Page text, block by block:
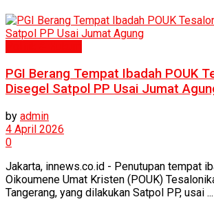
PGI Berang Tempat Ibadah POUK
Disegel Satpol PP Usai Jumat
by admin
4 April 2026
0
Jakarta, innews.co.id - Penutupan tempat
Oikoumene Umat Kristen (POUK)
Tangerang, yang dilakukan Satpol PP, usai ...